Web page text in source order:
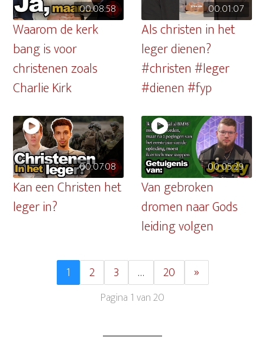
00:08:58
Waarom de kerk
bang is voor
christenen zoals
Charlie Kirk
00:01:07
Als christen in het
leger dienen?
#christen #leger
#dienen #fyp
00:07:08
Kan een Christen het
leger in?
00:05:29
Van gebroken
dromen naar Gods
leiding volgen
1 2 3 … 20 »
Pagina 1 van 20